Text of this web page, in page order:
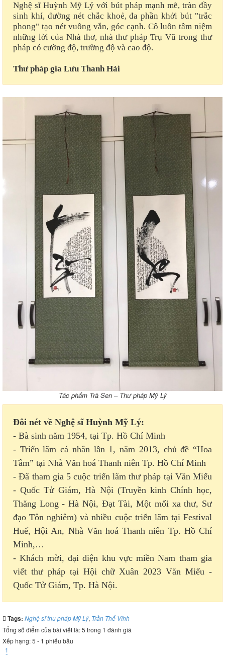
Nghệ sĩ Huỳnh Mỹ Lý với bút pháp mạnh mẽ, tràn đầy
sinh khí, đường nét chắc khoẻ, đa phần khởi bút "trắc
phong" tạo nét vuông vắn, góc cạnh. Cô luôn tâm niệm
những lời của Nhà thơ, nhà thư pháp Trụ Vũ trong thư
pháp có cường độ, trường độ và cao độ.
Thư pháp gia Lưu Thanh Hải
Tác phẩm Trà Sen – Thư pháp Mỹ Lý
Đôi nét về Nghệ sĩ Huỳnh Mỹ Lý:
- Bà sinh năm 1954, tại Tp. Hồ Chí Minh
- Triển lãm cá nhân lần 1, năm 2013, chủ đề “Hoa
Tâm” tại Nhà Văn hoá Thanh niên Tp. Hồ Chí Minh
- Đã tham gia 5 cuộc triển lãm thư pháp tại Văn Miếu
- Quốc Tử Giám, Hà Nội (Truyền kinh Chính học,
Thăng Long - Hà Nội, Đạt Tài, Một mối xa thư, Sư
đạo Tôn nghiêm) và nhiều cuộc triển lãm tại Festival
Huế, Hội An, Nhà Văn hoá Thanh niên Tp. Hồ Chí
Minh,…
- Khách mời, đại diện khu vực miền Nam tham gia
viết thư pháp tại Hội chữ Xuân 2023 Văn Miếu -
Quốc Tử Giám, Tp. Hà Nội.
Tags: Nghệ sĩ thư pháp Mỹ Lý, Trần Thế Vĩnh
Tổng số điểm của bài viết là: 5 trong 1 đánh giá
Xếp hạng:5 - 1 phiếu bầu
1